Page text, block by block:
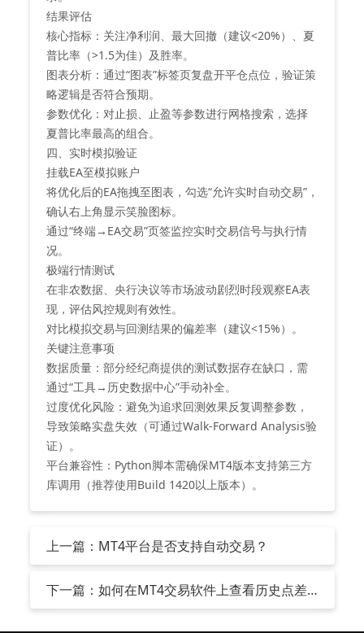
‌结果评估‌
‌核心指标‌：关注净利润、最大回撤（建议<20%）、夏
普比率（>1.5为佳）及胜率。
‌图表分析‌：通过“图表”标签页复盘开平仓点位，验证策
略逻辑是否符合预期。
‌参数优化‌：对止损、止盈等参数进行网格搜索，选择
夏普比率最高的组合。
四、实时模拟验证
‌挂载EA至模拟账户‌
将优化后的EA拖拽至图表，勾选“允许实时自动交易”，
确认右上角显示笑脸图标。
通过“终端→EA交易”页签监控实时交易信号与执行情
况。
‌极端行情测试‌
在非农数据、央行决议等市场波动剧烈时段观察EA表
现，评估风控规则有效性。
对比模拟交易与回测结果的偏差率（建议<15%）。
关键注意事项
‌数据质量‌：部分经纪商提供的测试数据存在缺口，需
通过“工具→历史数据中心”手动补全。
‌过度优化风险‌：避免为追求回测效果反复调整参数，
导致策略实盘失效（可通过Walk-Forward Analysis验
证）。
‌平台兼容性‌：Python脚本需确保MT4版本支持第三方
库调用（推荐使用Build 1420以上版本）。
上一篇：MT4平台是否支持自动交易？
下一篇：如何在MT4交易软件上查看历史点差
数据？